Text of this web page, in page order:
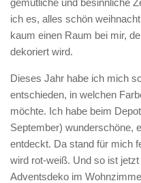
gemütliche und besinnliche
ich es, alles schön
kaum einen Raum bei mir,
dekoriert wird.
Dieses Jahr habe ich mich
entschieden, in welchen
möchte. Ich habe beim
September) wunderschöne,
entdeckt. Da stand für mich
wird rot-weiß. Und so ist
Adventsdeko im